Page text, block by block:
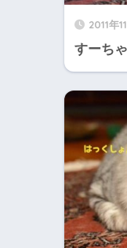
2011年
すーち